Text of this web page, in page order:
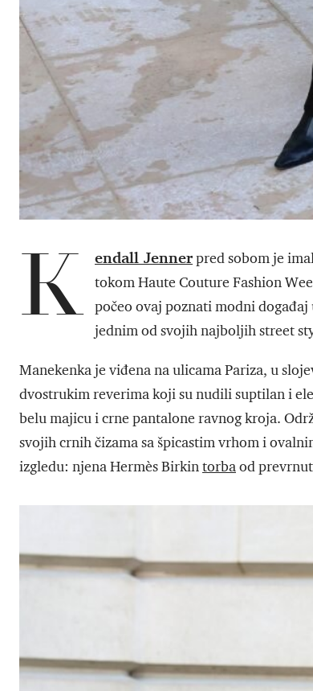
K endall Jennerpred sobom je
tokom Haute Couture Fashion
počeo ovaj poznati modni
jednim od svojih najboljih street
Manekenka je viđena na ulicama Pariza, u
dvostrukim reverima koji su nudili suptilan i
belu majicu i crne pantalone ravnog kroja.
svojih crnih čizama sa špicastim vrhom i
izgledu: njena Hermès Birkintorbaod